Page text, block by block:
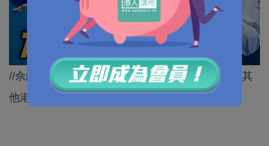
//佘繕妡成為歷來首位連續兩屆奪金的港將，希望其
他港隊健兒都取得好成績！//